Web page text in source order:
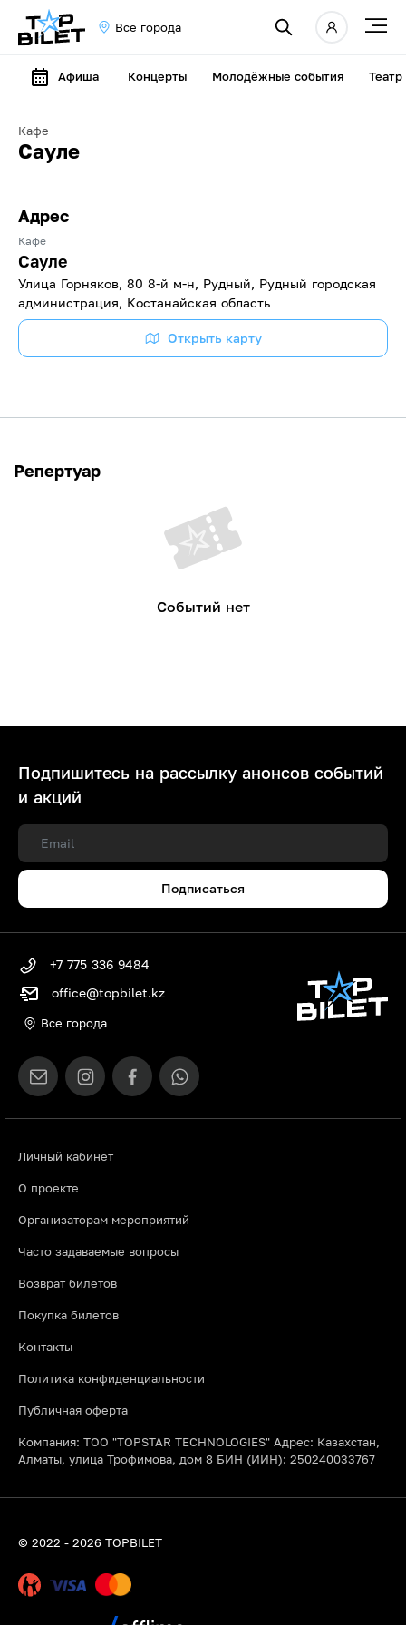
Все города
Афиша Концерты Молодёжные события Театр
Кафе
Сауле
Адрес
Кафе
Сауле
Улица Горняков, 80 8-й м-н, Рудный, Рудный городская
администрация, Костанайская область
Открыть карту
Репертуар
Событий нет
Подпишитесь на рассылку анонсов событий
и акций
Подписаться
Личный кабинет
О проекте
Организаторам мероприятий
Часто задаваемые вопросы
Возврат билетов
Покупка билетов
Контакты
Политика конфиденциальности
Публичная оферта
Компания: ТОО "TOPSTAR TECHNOLOGIES" Адрес: Казахстан,
Алматы, улица Трофимова, дом 8 БИН (ИИН): 250240033767
+7 775 336 9484
office@topbilet.kz
Все города
© 2022 - 2026 TOPBILET